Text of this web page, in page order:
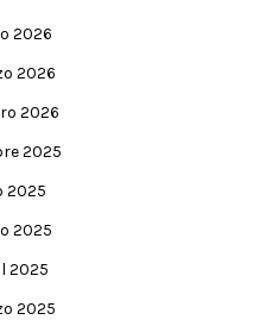
2026
2026
2026
2025
2025
2025
2025
2025